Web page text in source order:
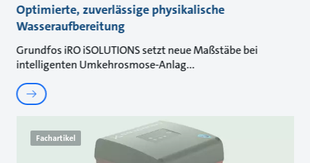
Optimierte, zuverlässige physikalische
Wasseraufbereitung
Grundfos iRO iSOLUTIONS setzt neue Maßstäbe bei
intelligenten Umkehrosmose-Anlag
Fachartikel